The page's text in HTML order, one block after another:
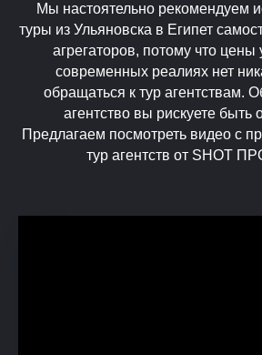
Мы настоятельно рекомендуем
туры из Ульяновска в Египет
агрегаторов, потому что цены
современных реалиях нет
обращаться к тур агентствам.
агентство вы рискуете быть
Предлагаем посмотреть видео с
тур агентств от SHOT